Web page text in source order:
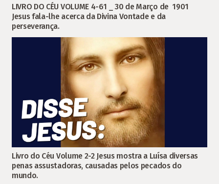
LIVRO DO CÉU VOLUME 4-61 _ 30 de Março de 1901
Jesus fala-lhe acerca da Divina Vontade e da
perseverança.
Livro do Céu Volume 2-2 Jesus mostra a Luísa diversas
penas assustadoras, causadas pelos pecados do
mundo.